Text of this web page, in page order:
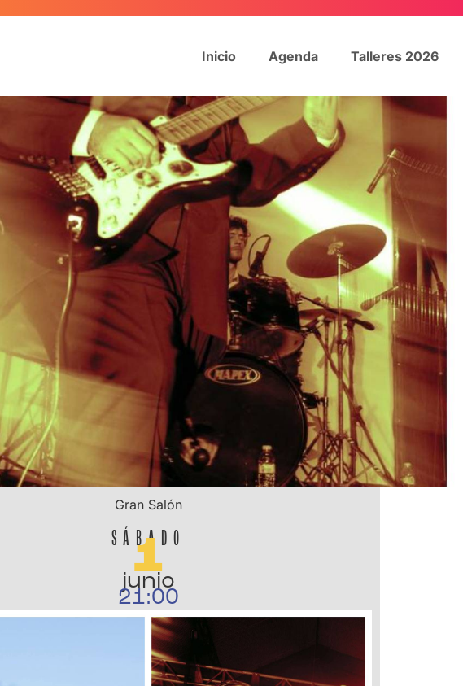
Inicio Agenda Talleres 2026
Gran Salón
SÁBADO
1
junio
21:00